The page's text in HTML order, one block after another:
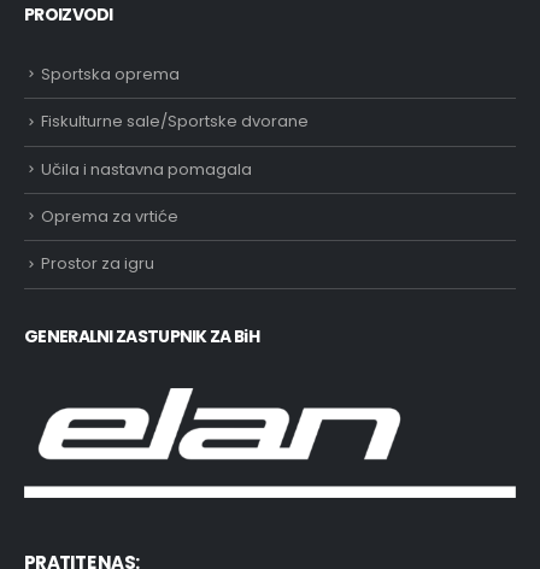
PROIZVODI
Sportska oprema
Fiskulturne sale/Sportske dvorane
Učila i nastavna pomagala
Oprema za vrtiće
Prostor za igru
GENERALNI ZASTUPNIK ZA BiH
PRATITE NAS: